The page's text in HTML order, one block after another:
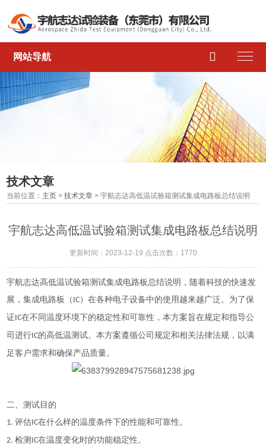
网站导航 
技术文章
当前位置： 主页 >技术文章 > 宇航志达高低温试验箱测试集成电路板总结说明
宇航志达高低温试验箱测试集成电路板总结说明
更新时间：2023-12-19 点击次数：1770
宇航志达高低温试验箱测试集成电路板总结说明， 随着科技的快速发
展，集成电路板（ IC）在各种电子设备中的使用越来越广泛。为了保
证 IC在不同温度环境下的稳定性和可靠性，本方案旨在规定和指导公
司进行 IC的高低温测试。本方案遵循公司规定和相关法律法规，以满
足客户需求和确保产品质量。
二、测试目的
1.评估IC在什么样的温度条件下的性能和可靠性。
2.检测 IC在温度变化时的功能稳定性。